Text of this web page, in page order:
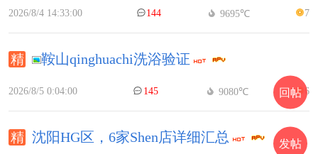
2026/8/4 14:33:00 144 9695℃ 7
鞍山qinghuachi洗浴验证
2026/8/5 0:04:00 145 9080℃ 6
沈阳HG区，6家Shen店详细汇总
回帖
发帖